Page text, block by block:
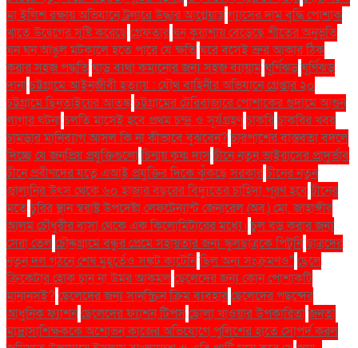
মা ইলিশ রক্ষায় অভিযানে ট্রলারে উদ্ধার আগ্নেয়াস্ত্রগ্যাসের দাম বৃদ্ধি পোশাক
খাতে উদ্বেগের সৃষ্টি করেছেগ্রেফতারঘন কুয়াশায় বেড়েছে শীতের অনুভূতি
ঘন ঘন আঙুল মটকালে হতে পারে যে ক্ষতিঘরে বসেই ভ্রুর আকার ঠিক
করার সহজ পদ্ধতিঘাড় ব্যথা কমানোর জন্য সহজ ব্যায়ামঘূর্ণিঝড়ঘূর্ণিঝড়
দানাচট্টগ্রামে আইনজীবী হত্যায় : যৌথ বাহিনীর অভিযানে গ্রেপ্তার ২০
চট্টগ্রামে ছিনতাইয়ের আতঙ্কচট্টগ্রামের টেরিবাজারে পোশাকের গুদামে আগুন
লাগার ঘটনাচলতি মাসেই হবে প্রথম চন্দ্র ও সূর্যগ্রহণচাকরিচাকরির খবর
চামড়ার মানিব্যাগ আসল কি না কীভাবে বুঝবেন? চারপাশের বাস্তবতা বদলে
দিচ্ছে যে জনপ্রিয় প্রযুক্তিগুলোচিন্ময় কৃষ্ণ দাসচীনে নতুন ভাইরাসের প্রাদুর্ভাব
চীনে প্রবীণদের যত্নে এআই প্রযুক্তির দিকে ঝুঁকছে সরকারচীনের নতুন
জ্বালানির উৎস থেকে ৬০ হাজার বছরের বিদ্যুতের চাহিদা পূরণ হবেচীনের
মতেচুরির স্থান স্বরাষ্ট্র উপদেষ্টা লেফটেন্যান্ট জেনারেল (অব.) মো. জাহাঙ্গীর
আলম চৌধুরীর বাসা থেকে এক কিলোমিটারের মধ্যে। চুল বড় করার জন্য
সেরা তেলচৌদ্দগ্রামে বন্ধুর প্রেমে সহায়তার জন্য স্কুলছাত্রকে পিটুনিছাত্রদের
নতুন দল গঠনে শেষ মুহূর্তেও সঙ্কট কাটেনিছিল অন্য সংক্রমণও" ছেলে
ক্রিকেটার হোক চান না উমর আকমলছেলেদের জন্য কোন পোশাকটি
মানানসই? ছেলেদের জন্য সানস্ক্রিন ক্রিম ব্যবহারছেলেদের পছন্দের
আধুনিক ফ্যাশনছেলেদের ফ্যাশন টিপসছোলা খাওয়ার উপকারিতাজনতা
মাদ্রাসাশিক্ষককে অশোভন কাজের অভিযোগে পুলিশের হাতে সোপর্দ করল